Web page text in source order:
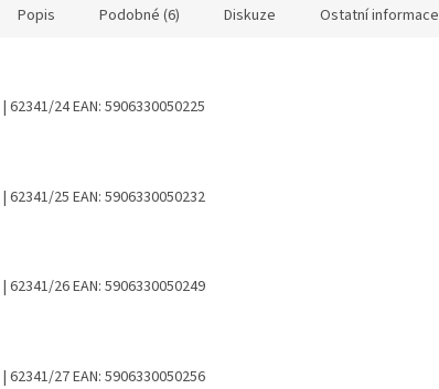
Popis Podobné (6) Diskuze Ostatní informace
| 62341/24EAN: 5906330050225
| 62341/25 EAN: 5906330050232
| 62341/26EAN: 5906330050249
| 62341/27EAN: 5906330050256